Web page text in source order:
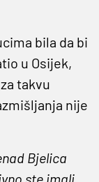
bila da bi
u Osijek,
takvu
nije
Bjelica
ste imali